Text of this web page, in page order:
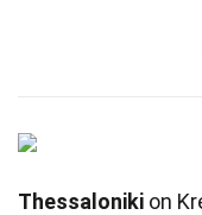
Thessaloniki on